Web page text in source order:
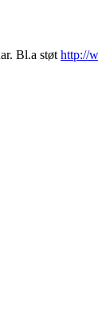
Bl.a støt http://